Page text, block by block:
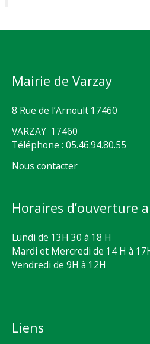
Mairie de Varzay
8 Rue de l’Arnoult 17460
VARZAY 17460
Téléphone : 05.46.94.80.55
Nous contacter
Horaires d’ouverture
Lundi de 13H 30 à 18 H
Mardi et Mercredi de 14 H à
Vendredi de 9H à 12H
Liens